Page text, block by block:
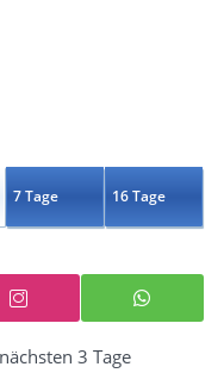
7 Tage 16 Tage
3 Tage